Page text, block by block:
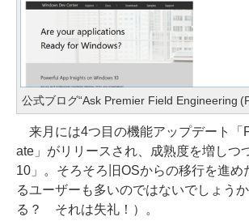
公式ブログ“Ask Premier Field Engineering
来月には4つ目の機能アップデート「
ate」がリリースされ、成熟度を増しつ
10」。そろそろ旧OSからの移行を進め
るユーザーも多いのではないでしょう
る？ それは失礼！）。